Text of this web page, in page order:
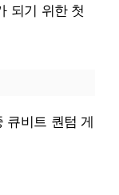
되기 위한 첫
큐비트 퀀텀 게